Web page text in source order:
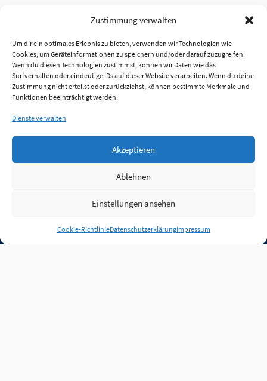
Zustimmung verwalten
Um dir ein optimales Erlebnis zu bieten, verwenden wir Technologien wie
Cookies, um Geräteinformationen zu speichern und/oder darauf zuzugreifen.
Wenn du diesen Technologien zustimmst, können wir Daten wie das
Surfverhalten oder eindeutige IDs auf dieser Website verarbeiten. Wenn du deine
Zustimmung nicht erteilst oder zurückziehst, können bestimmte Merkmale und
Funktionen beeinträchtigt werden.
Dienste verwalten
Akzeptieren
Ablehnen
Einstellungen ansehen
Cookie-RichtlinieDatenschutzerklärungImpressum
Anmelden
Jobs Partner FAQ Quellen